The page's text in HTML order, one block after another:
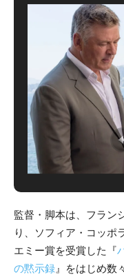
監督・脚本は、フラン
り、ソフィア・コッポ
エミー賞を受賞した『
の黙示録 』をはじめ数